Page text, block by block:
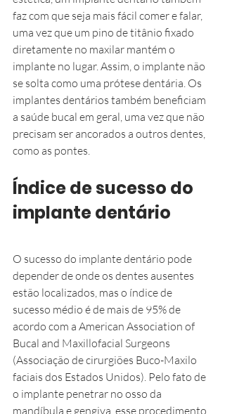
faz com que seja mais fácil comer e falar,
uma vez que um pino de titânio fixado
diretamente no maxilar mantém o
implante no lugar. Assim, o implante não
se solta como uma prótese dentária. Os
implantes dentários também beneficiam
a saúde bucal em geral, uma vez que não
precisam ser ancorados a outros dentes,
como as pontes.
Índice de sucesso do
implante dentário
O sucesso do implante dentário pode
depender de onde os dentes ausentes
estão localizados, mas o índice de
sucesso médio é de mais de 95% de
acordo com a American Association of
Bucal and Maxillofacial Surgeons
(Associação de cirurgiões Buco-Maxilo
faciais dos Estados Unidos). Pelo fato de
o implante penetrar no osso da
mandíbula e gengiva, esse procedimento